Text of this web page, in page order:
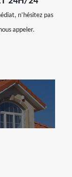
n’hésitez pas
appeler.